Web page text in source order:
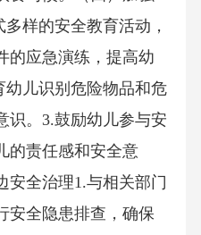
样的安全教育活动，
的应急演练，提高幼
幼儿识别危险物品和危
识。3.鼓励幼儿参与安
的责任感和安全意
安全治理1.与相关部门
安全隐患排查，确保